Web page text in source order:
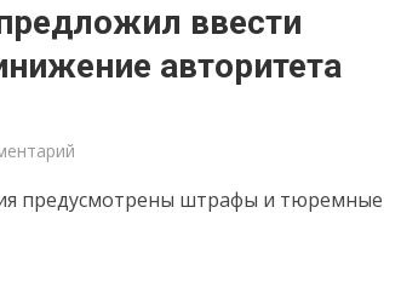
ввести
авторитета
предусмотрены штрафы и тюремные